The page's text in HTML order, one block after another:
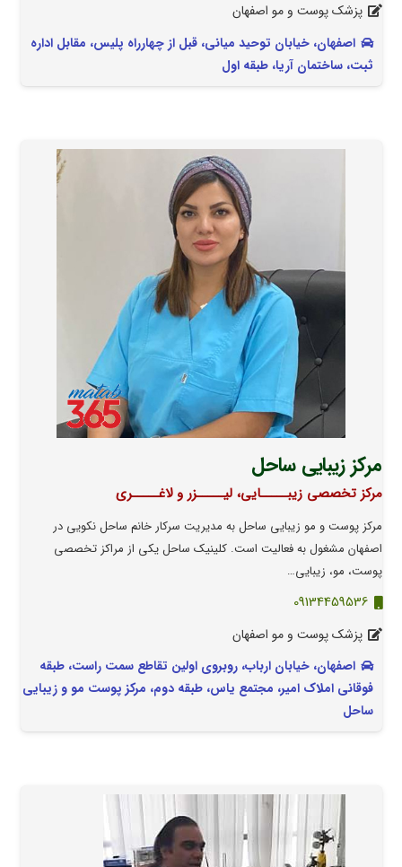
پزشک پوست و مو اصفهان
اصفهان، خیابان توحید میانی، قبل از چهارراه پلیس، مقابل اداره
ثبت، ساختمان آریا، طبقه اول
مرکز زیبایی ساحل
مرکز تخصصی زیبـــــایی، لیـــــزر و لاغـــــری
مرکز پوست و مو زیبایی ساحل به مدیریت سرکار خانم ساحل نکویی در
اصفهان مشغول به فعالیت است. کلینیک ساحل یکی از مراکز تخصصی
پوست، مو، زیبایی…
09134459536
پزشک پوست و مو اصفهان
اصفهان، خیابان ارباب، روبروی اولین تقاطع سمت راست، طبقه
فوقانی املاک امیر، مجتمع یاس، طبقه دوم، مرکز پوست مو و زیبایی
ساحل